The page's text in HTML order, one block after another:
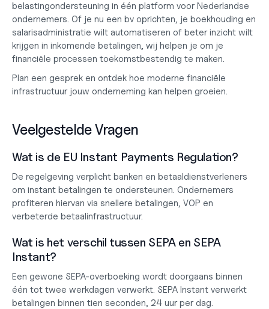
belastingondersteuning in één platform voor Nederlandse
ondernemers. Of je nu een bv oprichten, je boekhouding en
salarisadministratie wilt automatiseren of beter inzicht wilt
krijgen in inkomende betalingen, wij helpen je om je
financiële processen toekomstbestendig te maken.
Plan een gesprek en ontdek hoe moderne financiële
infrastructuur jouw onderneming kan helpen groeien.
Veelgestelde Vragen
Wat is de EU Instant Payments Regulation?
De regelgeving verplicht banken en betaaldienstverleners
om instant betalingen te ondersteunen. Ondernemers
profiteren hiervan via snellere betalingen, VOP en
verbeterde betaalinfrastructuur.
Wat is het verschil tussen SEPA en SEPA
Instant?
Een gewone SEPA-overboeking wordt doorgaans binnen
één tot twee werkdagen verwerkt. SEPA Instant verwerkt
betalingen binnen tien seconden, 24 uur per dag.